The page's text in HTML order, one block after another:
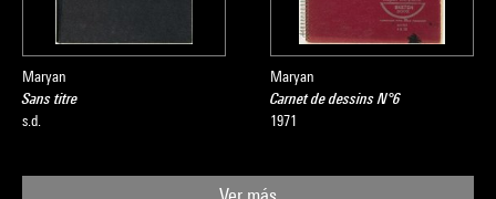
Maryan
Sans titre
s.d.
Maryan
Carnet de dessins N°6
1971